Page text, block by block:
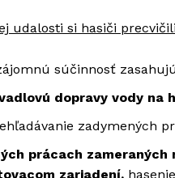
udalosti si hasiči
súčinnosť
dopravy vody na
zadymených
prácach
zariadení,